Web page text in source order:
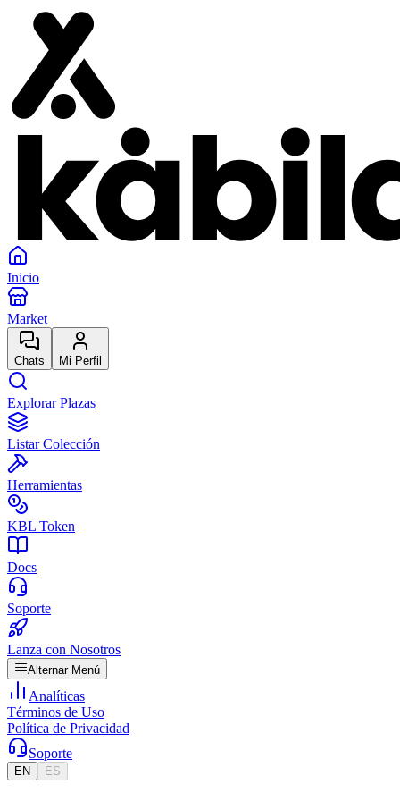
Inicio
Market
Chats Mi Perfil
Explorar Plazas
Listar Colección
Herramientas
KBL Token
Docs
Soporte
Lanza con Nosotros
Alternar Menú
Analíticas
Términos de Uso
Política de Privacidad
Soporte
EN ES